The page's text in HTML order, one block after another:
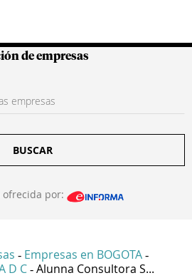
Colombianas
de empresas
BUSCAR
por:
- Empresas en BOGOTA -
D C - Alunna Consultora S...